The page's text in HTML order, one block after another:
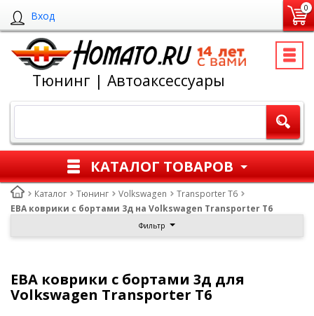
Вход
0
Тюнинг | Автоаксессуары
КАТАЛОГ ТОВАРОВ
Каталог Тюнинг Volkswagen
Transporter T6
ЕВА коврики с бортами 3д на Volkswagen Transporter T6
Фильтр
ЕВА коврики с бортами 3д для
Volkswagen Transporter T6